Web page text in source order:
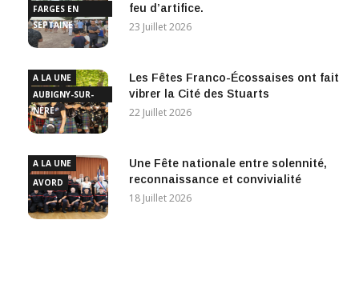
FARGES EN
SEPTAINE
feu d’artifice.
23 Juillet 2026
A LA UNE
AUBIGNY-SUR-
NÈRE
Les Fêtes Franco-Écossaises ont fait
vibrer la Cité des Stuarts
22 Juillet 2026
A LA UNE
AVORD
Une Fête nationale entre solennité,
reconnaissance et convivialité
18 Juillet 2026